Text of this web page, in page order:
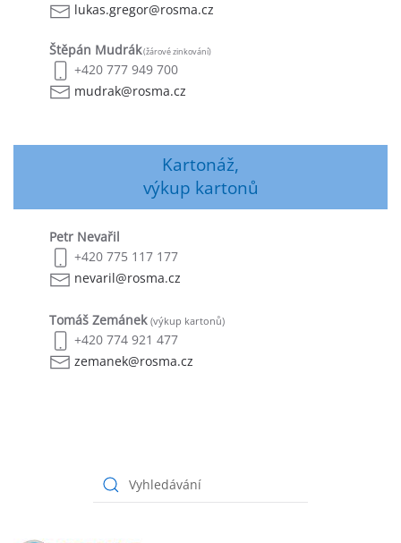
lukas.gregor@rosma.cz
Štěpán Mudrák(žárové zinkování)
+420 777 949 700
mudrak@rosma.cz
Kartonáž,
výkup kartonů
Petr Nevařil
+420 775 117 177
nevaril@rosma.cz
Tomáš Zemánek (výkup kartonů)
+420 774 921 477
zemanek@rosma.cz